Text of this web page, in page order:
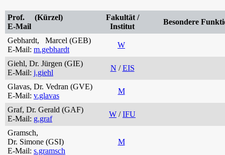
Prof. (Kürzel)
E-Mail
Fakultät /
Institut
Besondere
Gebhardt, Marcel (GEB)
E-Mail: m.gebhardt
W
Giehl, Dr. Jürgen (GIE)
E-Mail: j.giehl
N /EIS
Glavas, Dr. Vedran (GVE)
E-Mail: v.glavas
M
Graf, Dr. Gerald (GAF)
E-Mail: g.graf
W /IFU
Gramsch,
Dr. Simone (GSI)
E-Mail: s.gramsch
M